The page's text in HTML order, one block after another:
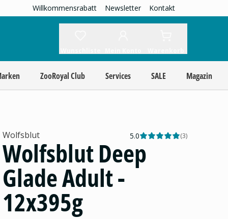
Willkommensrabatt Newsletter Kontakt
ZooRoyal Club Services SALE Magazin
Wolfsblut 5.0 (3)
Wolfsblut Deep
Glade Adult -
12x395g